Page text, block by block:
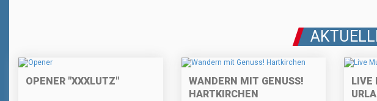
OPENER "XXXLUTZ"
WANDERN MIT GENUSS!
HARTKIRCHEN
LIVE